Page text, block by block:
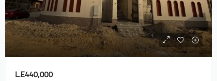
L.E440,000